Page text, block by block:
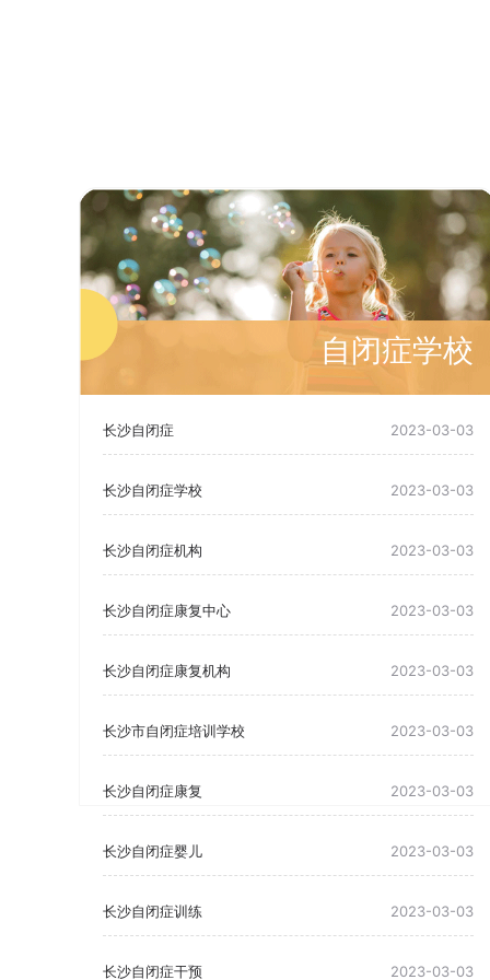
自闭症学校
长沙自闭症 2023-03-03
长沙自闭症学校 2023-03-03
长沙自闭症机构 2023-03-03
长沙自闭症康复中心 2023-03-03
长沙自闭症康复机构 2023-03-03
长沙市自闭症培训学校 2023-03-03
长沙自闭症康复 2023-03-03
长沙自闭症婴儿 2023-03-03
长沙自闭症训练 2023-03-03
长沙自闭症干预 2023-03-03